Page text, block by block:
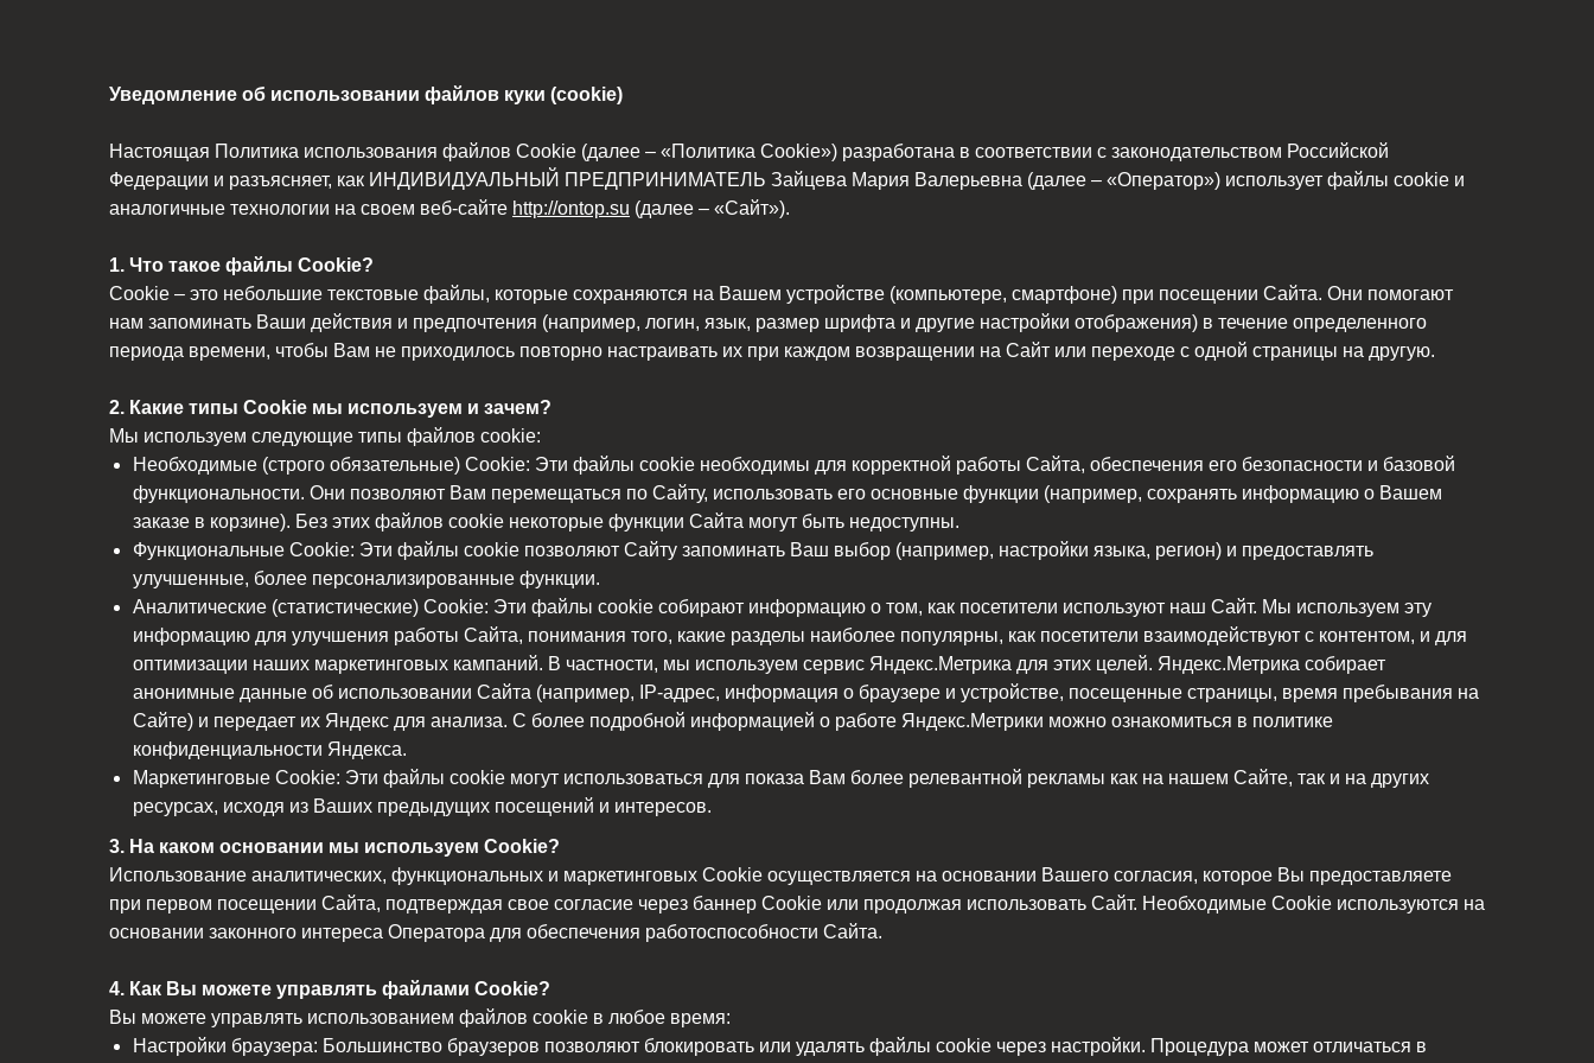
Уведомление об использовании файлов куки (cookie)
Настоящая Политика использования файлов Cookie (далее – «Политика Cookie») разработана в соответствии с законодательством Российской
Федерации и разъясняет, как ИНДИВИДУАЛЬНЫЙ ПРЕДПРИНИМАТЕЛЬ Зайцева Мария Валерьевна (далее – «Оператор») использует файлы cookie и
аналогичные технологии на своем веб-сайте http://ontop.su (далее – «Сайт»).
1. Что такое файлы Cookie?
Cookie – это небольшие текстовые файлы, которые сохраняются на Вашем устройстве (компьютере, смартфоне) при посещении Сайта. Они помогают
нам запоминать Ваши действия и предпочтения (например, логин, язык, размер шрифта и другие настройки отображения) в течение определенного
периода времени, чтобы Вам не приходилось повторно настраивать их при каждом возвращении на Сайт или переходе с одной страницы на другую.
2. Какие типы Cookie мы используем и зачем?
Мы используем следующие типы файлов cookie:
Необходимые (строго обязательные) Cookie: Эти файлы cookie необходимы для корректной работы Сайта, обеспечения его безопасности и базовой
функциональности. Они позволяют Вам перемещаться по Сайту, использовать его основные функции (например, сохранять информацию о Вашем
заказе в корзине). Без этих файлов cookie некоторые функции Сайта могут быть недоступны.
Функциональные Cookie: Эти файлы cookie позволяют Сайту запоминать Ваш выбор (например, настройки языка, регион) и предоставлять
улучшенные, более персонализированные функции.
Аналитические (статистические) Cookie: Эти файлы cookie собирают информацию о том, как посетители используют наш Сайт. Мы используем эту
информацию для улучшения работы Сайта, понимания того, какие разделы наиболее популярны, как посетители взаимодействуют с контентом, и для
оптимизации наших маркетинговых кампаний. В частности, мы используем сервис Яндекс.Метрика для этих целей. Яндекс.Метрика собирает
анонимные данные об использовании Сайта (например, IP-адрес, информация о браузере и устройстве, посещенные страницы, время пребывания на
Сайте) и передает их Яндекс для анализа. С более подробной информацией о работе Яндекс.Метрики можно ознакомиться в политике
конфиденциальности Яндекса.
Маркетинговые Cookie: Эти файлы cookie могут использоваться для показа Вам более релевантной рекламы как на нашем Сайте, так и на других
ресурсах, исходя из Ваших предыдущих посещений и интересов.
3. На каком основании мы используем Cookie?
Использование аналитических, функциональных и маркетинговых Cookie осуществляется на основании Вашего согласия, которое Вы предоставляете
при первом посещении Сайта, подтверждая свое согласие через баннер Cookie или продолжая использовать Сайт. Необходимые Cookie используются на
основании законного интереса Оператора для обеспечения работоспособности Сайта.
4. Как Вы можете управлять файлами Cookie?
Вы можете управлять использованием файлов cookie в любое время:
Настройки браузера: Большинство браузеров позволяют блокировать или удалять файлы cookie через настройки. Процедура может отличаться в